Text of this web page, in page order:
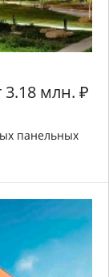
3.18 млн. ₽
панельных